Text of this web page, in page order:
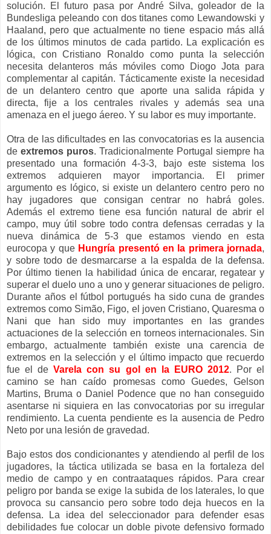
solución. El futuro pasa por André Silva, goleador de la
Bundesliga peleando con dos titanes como Lewandowski y
Haaland, pero que actualmente no tiene espacio más allá
de los últimos minutos de cada partido. La explicación es
lógica, con Cristiano Ronaldo como punta la selección
necesita delanteros más móviles como Diogo Jota para
complementar al capitán. Tácticamente existe la necesidad
de un delantero centro que aporte una salida rápida y
directa, fije a los centrales rivales y además sea una
amenaza en el juego áereo. Y su labor es muy importante.
Otra de las dificultades en las convocatorias es la ausencia
de extremos puros. Tradicionalmente Portugal siempre ha
presentado una formación 4-3-3, bajo este sistema los
extremos adquieren mayor importancia. El primer
argumento es lógico, si existe un delantero centro pero no
hay jugadores que consigan centrar no habrá goles.
Además el extremo tiene esa función natural de abrir el
campo, muy útil sobre todo contra defensas cerradas y la
nueva dinámica de 5-3 que estamos viendo en esta
eurocopa y que Hungría presentó en la primera jornada,
y sobre todo de desmarcarse a la espalda de la defensa.
Por último tienen la habilidad única de encarar, regatear y
superar el duelo uno a uno y generar situaciones de peligro.
Durante años el fútbol portugués ha sido cuna de grandes
extremos como Simão, Figo, el joven Cristiano, Quaresma o
Nani que han sido muy importantes en las grandes
actuaciones de la selección en torneos internacionales. Sin
embargo, actualmente también existe una carencia de
extremos en la selección y el último impacto que recuerdo
fue el deVarela con su gol en la EURO 2012. Por el
camino se han caído promesas como Guedes, Gelson
Martins, Bruma o Daniel Podence que no han conseguido
asentarse ni siquiera en las convocatorias por su irregular
rendimiento. La cuenta pendiente es la ausencia de Pedro
Neto por una lesión de gravedad.
Bajo estos dos condicionantes y atendiendo al perfil de los
jugadores, la táctica utilizada se basa en la fortaleza del
medio de campo y en contraataques rápidos. Para crear
peligro por banda se exige la subida de los laterales, lo que
provoca su cansancio pero sobre todo deja huecos en la
defensa. La idea del seleccionador para defender esas
debilidades fue colocar un doble pivote defensivo formado